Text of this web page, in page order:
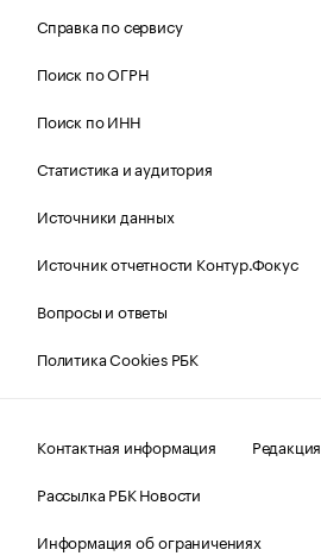
Справка по сервису
Поиск по ОГРН
Поиск по ИНН
Статистика и аудитория
Источники данных
Источник отчетности Контур.Фокус
Вопросы и ответы
Политика Cookies РБК
Контактная информация
Редакция
Рассылка РБК Новости
Информация об ограничениях